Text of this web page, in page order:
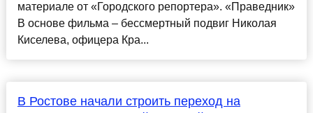
материале от «Городского репортера». «Праведник»
В основе фильма – бессмертный подвиг Николая
Киселева, офицера Кра...
В Ростове начали строить переход на